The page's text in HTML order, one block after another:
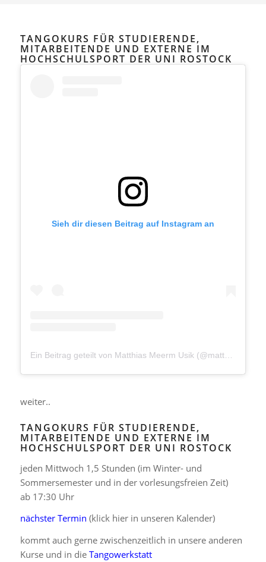
TANGOKURS FÜR STUDIERENDE,
MITARBEITENDE UND EXTERNE IM
HOCHSCHULSPORT DER UNI ROSTOCK
Sieh dir diesen Beitrag auf Instagram an
Ein Beitrag geteilt von Matthias Meerm Usik (@matthiasmeermusik)
weiter..
TANGOKURS FÜR STUDIERENDE,
MITARBEITENDE UND EXTERNE IM
HOCHSCHULSPORT DER UNI ROSTOCK
jeden Mittwoch 1,5 Stunden (im Winter- und
Sommersemester und in der vorlesungsfreien Zeit)
ab 17:30 Uhr
nächster Termin (klick hier in unseren Kalender)
kommt auch gerne zwischenzeitlich in unsere anderen
Kurse und in die Tangowerkstatt